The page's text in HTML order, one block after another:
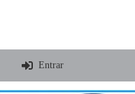
Entrar